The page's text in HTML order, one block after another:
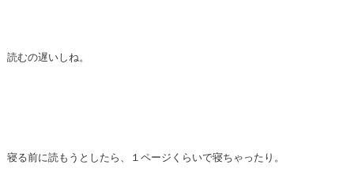
読むの遅いしね。
寝る前に読もうとしたら、１ページくらいで寝ちゃったり。